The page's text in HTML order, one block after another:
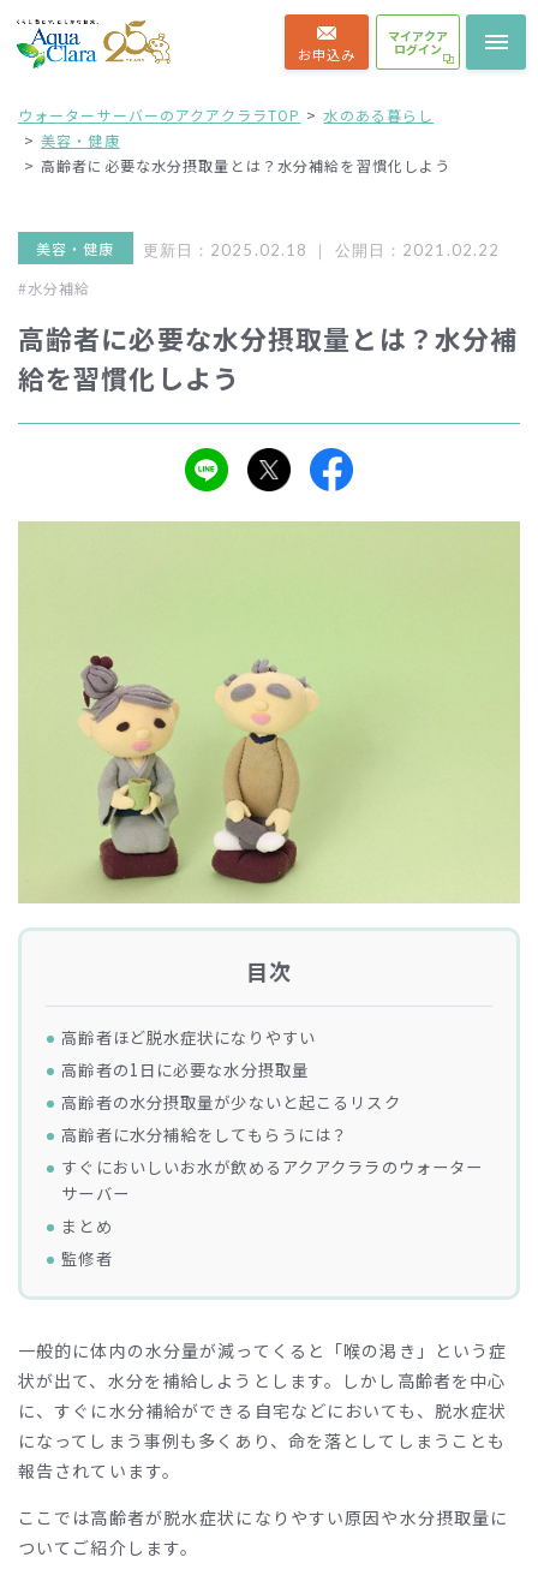
お申込み
マイアクア
ログイン
ウォーターサーバーのアクアクララTOP
水のある暮らし
美容・健康
高齢者に必要な水分摂取量とは？水分補給を習慣化しよう
美容・健康 更新日：2025.02.18 ｜ 公開日：2021.02.22
#水分補給
高齢者に必要な水分摂取量とは？水分補
給を習慣化しよう
目次
高齢者ほど脱水症状になりやすい
高齢者の1日に必要な水分摂取量
高齢者の水分摂取量が少ないと起こるリスク
高齢者に水分補給をしてもらうには？
すぐにおいしいお水が飲めるアクアクララのウォーター
サーバー
まとめ
監修者
一般的に体内の水分量が減ってくると「喉の渇き」という症
状が出て、水分を補給しようとします。しかし高齢者を中心
に、すぐに水分補給ができる自宅などにおいても、脱水症状
になってしまう事例も多くあり、命を落としてしまうことも
報告されています。
ここでは高齢者が脱水症状になりやすい原因や水分摂取量に
ついてご紹介します。